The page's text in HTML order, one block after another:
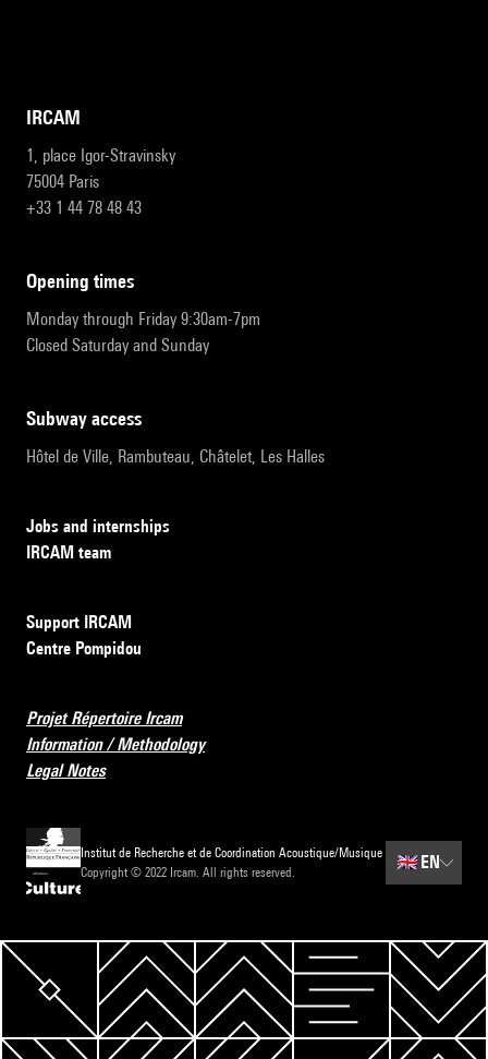
IRCAM
1, place Igor-Stravinsky
75004 Paris
+33 1 44 78 48 43
opening times
Monday through Friday 9:30am-7pm
Closed Saturday and Sunday
subway access
Hôtel de Ville, Rambuteau, Châtelet, Les Halles
Jobs and internships
IRCAM team
Support IRCAM
Centre Pompidou
Projet Répertoire Ircam
Information / Methodology
Legal Notes
Institut de Recherche et de Coordination Acoustique/Musique
Copyright © 2022 Ircam. All rights reserved.
🇬🇧 EN